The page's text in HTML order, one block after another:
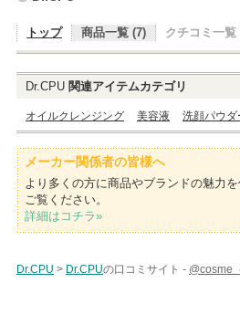
トップ 商品一覧 (7) クチコミ一覧
Dr.CPU 関連アイテムカテゴリ
オイルクレンジング 美容液 洗顔パウダ
メーカー関係者の皆様へ
より多くの方に商品やブランドの魅力
ご覧ください。
詳細はコチラ»
Dr.CPU > Dr.CPUの口コミサイト - @cosme